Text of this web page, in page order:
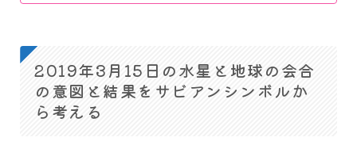
2019年3月15日の水星と地球の会合
の意図と結果をサビアンシンボルか
ら考える